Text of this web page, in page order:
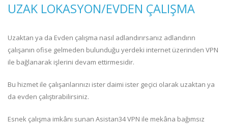
UZAK LOKASYON/EVDEN ÇALIŞMA
Uzaktan ya da Evden çalışma nasıl adlandırırsanız adlandırın
çalışanın ofise gelmeden bulunduğu yerdeki internet üzerinden VPN
ile bağlanarak işlerini devam ettirmesidir.
Bu hizmet ile çalışanlarınızı ister daimi ister geçici olarak uzaktan ya
da evden çalıştırabilirsiniz.
Esnek çalışma imkânı sunan Asistan34 VPN ile mekâna bağımsız